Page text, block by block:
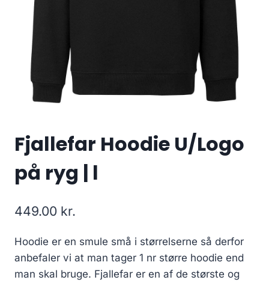
Fjallefar Hoodie U/Logo
på ryg | l
449.00 kr.
Hoodie er en smule små i størrelserne så derfor
anbefaler vi at man tager 1 nr større hoodie end
man skal bruge. Fjallefar er en af de største og